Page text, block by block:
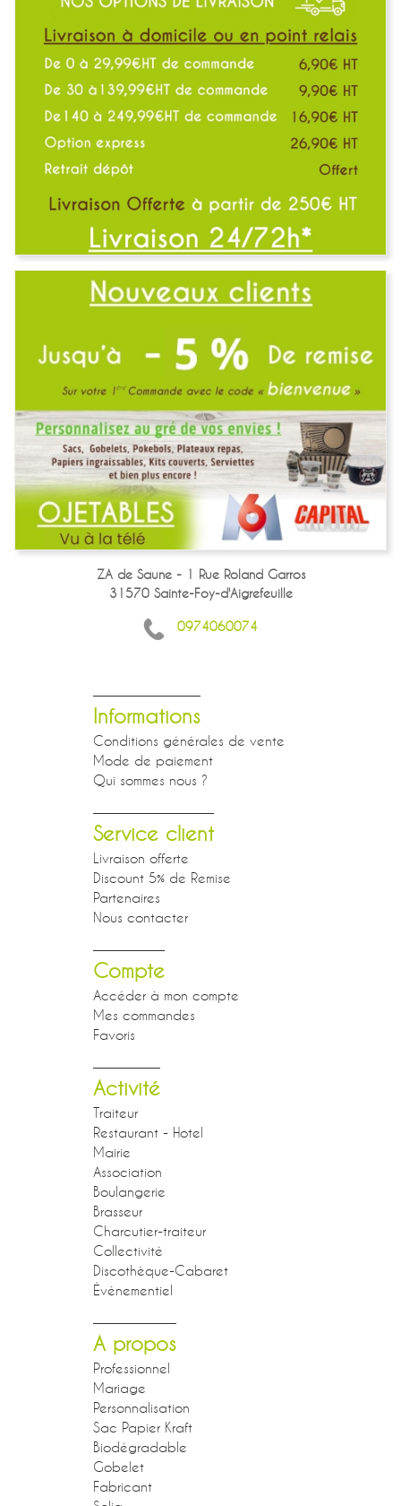
ZA de Saune - 1 Rue Roland Garros
31570 Sainte-Foy-d'Aigrefeuille
0974060074
Informations
Conditions générales de vente
Mode de paiement
Qui sommes nous ?
Service client
Livraison offerte
Discount 5% de Remise
Partenaires
Nous contacter
Compte
Accéder à mon compte
Mes commandes
Favoris
Activité
Traiteur
Restaurant - Hotel
Mairie
Association
Boulangerie
Brasseur
Charcutier-traiteur
Collectivité
Discothèque-Cabaret
Événementiel
A propos
Professionnel
Mariage
Personnalisation
Sac Papier Kraft
Biodégradable
Gobelet
Fabricant